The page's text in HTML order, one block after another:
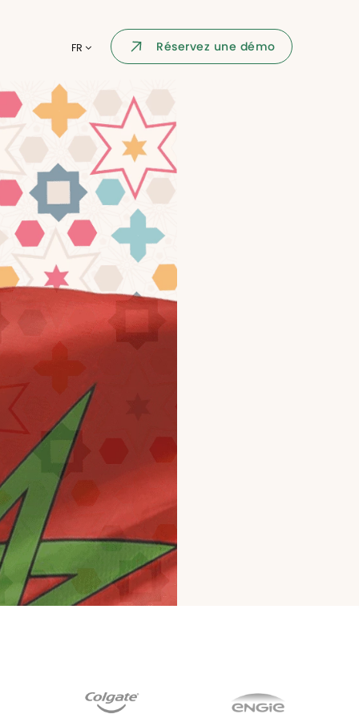
FR Réservez une démo
des
KPI et reportings
Intégration
Événement d'entreprise
Annuaire d'entreprise
Processus de validation